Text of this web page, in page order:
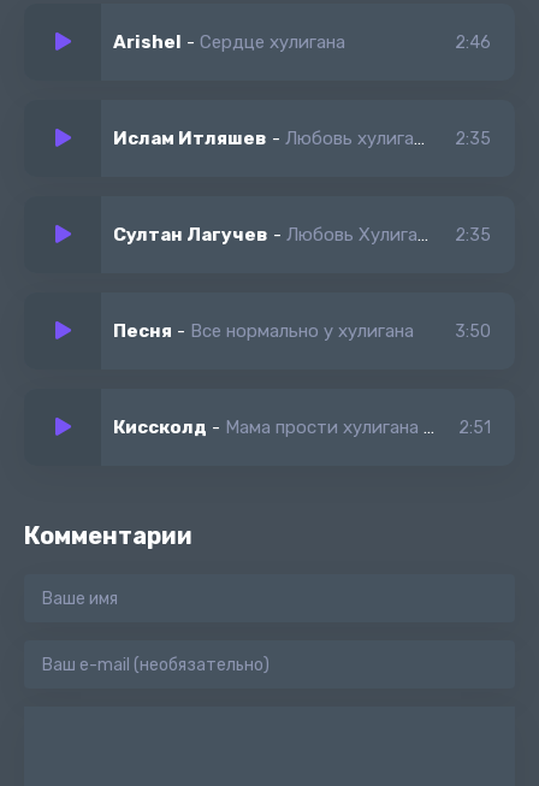
Arishel - Сердце хулигана 2:46
Ислам Итляшев - Любовь хулигана 2:35
Султан Лагучев - Любовь Хулигана 2:35
Песня - Все нормально у хулигана 3:50
Киссколд - Мама прости хулигана жизнь игра но мы ценим 2:51
Комментарии